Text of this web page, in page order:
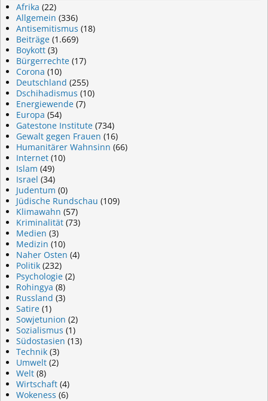
Afrika (22)
Allgemein (336)
Antisemitismus (18)
Beiträge (1.669)
Boykott (3)
Bürgerrechte (17)
Corona (10)
Deutschland (255)
Dschihadismus (10)
Energiewende (7)
Europa (54)
Gatestone Institute (734)
Gewalt gegen Frauen (16)
Humanitärer Wahnsinn (66)
Internet (10)
Islam (49)
Israel (34)
Judentum (0)
Jüdische Rundschau (109)
Klimawahn (57)
Kriminalität (73)
Medien (3)
Medizin (10)
Naher Osten (4)
Politik (232)
Psychologie (2)
Rohingya (8)
Russland (3)
Satire (1)
Sowjetunion (2)
Sozialismus (1)
Südostasien (13)
Technik (3)
Umwelt (2)
Welt (8)
Wirtschaft (4)
Wokeness (6)